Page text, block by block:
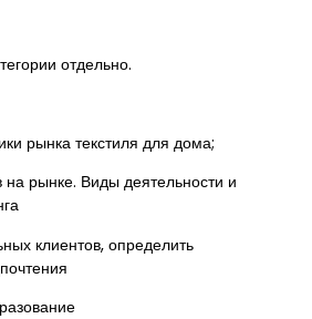
отдельно.
рынка текстиля для дома;
на рынке. Виды деятельности и
клиентов, определить